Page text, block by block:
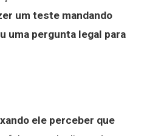
um teste mandando
uma pergunta legal para
ele perceber que